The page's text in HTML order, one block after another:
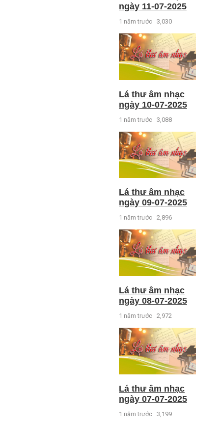
ngày 11-07-2025
1 năm trước 3,030
Lá thư âm nhạc
ngày 10-07-2025
1 năm trước 3,088
Lá thư âm nhạc
ngày 09-07-2025
1 năm trước 2,896
Lá thư âm nhạc
ngày 08-07-2025
1 năm trước 2,972
Lá thư âm nhạc
ngày 07-07-2025
1 năm trước 3,199